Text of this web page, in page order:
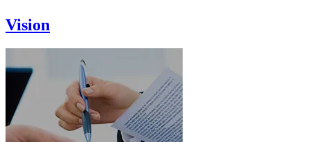
Vision